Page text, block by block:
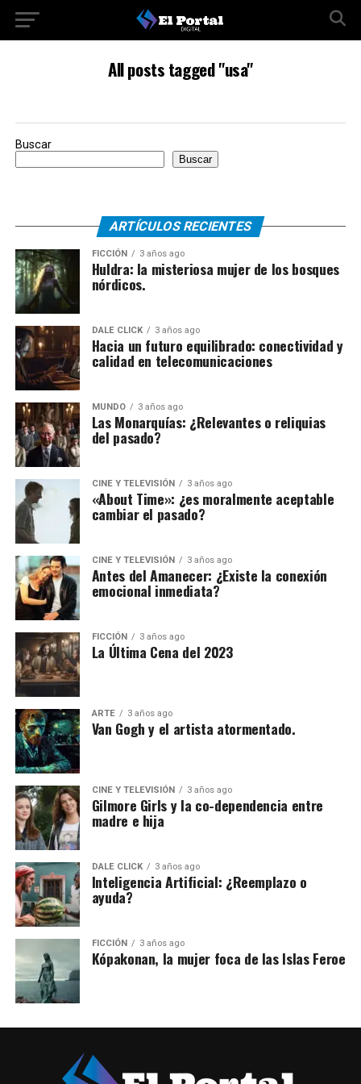
All posts tagged "usa"
Buscar
Buscar
ARTÍCULOS RECIENTES
FICCIÓN 3 años ago
Huldra: la misteriosa mujer de los bosques
nórdicos.
DALE CLICK 3 años ago
Hacia un futuro equilibrado: conectividad y
calidad en telecomunicaciones
MUNDO 3 años ago
Las Monarquías: ¿Relevantes o reliquias
del pasado?
CINE Y TELEVISIÓN 3 años ago
«About Time»: ¿es moralmente aceptable
cambiar el pasado?
CINE Y TELEVISIÓN 3 años ago
Antes del Amanecer: ¿Existe la conexión
emocional inmediata?
FICCIÓN 3 años ago
La Última Cena del 2023
ARTE 3 años ago
Van Gogh y el artista atormentado.
CINE Y TELEVISIÓN 3 años ago
Gilmore Girls y la co-dependencia entre
madre e hija
DALE CLICK 3 años ago
Inteligencia Artificial: ¿Reemplazo o
ayuda?
FICCIÓN 3 años ago
Kópakonan, la mujer foca de las Islas Feroe